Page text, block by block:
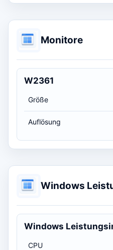
Monitore
W2361
Größe
Auflösung
Windows
Windows
CPU